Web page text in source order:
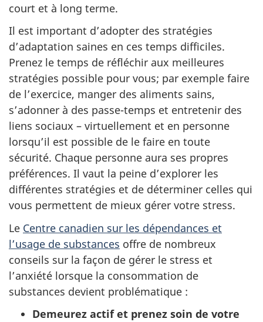
court et à long terme.
Il est important d’adopter des stratégies
d’adaptation saines en ces temps difficiles.
Prenez le temps de réfléchir aux meilleures
stratégies possible pour vous; par exemple faire
de l’exercice, manger des aliments sains,
s’adonner à des passe-temps et entretenir des
liens sociaux – virtuellement et en personne
lorsqu’il est possible de le faire en toute
sécurité. Chaque personne aura ses propres
préférences. Il vaut la peine d’explorer les
différentes stratégies et de déterminer celles qui
vous permettent de mieux gérer votre stress.
Le Centre canadien sur les dépendances et
l’usage de substances offre de nombreux
conseils sur la façon de gérer le stress et
l’anxiété lorsque la consommation de
substances devient problématique :
Demeurez actif et prenez soin de votre